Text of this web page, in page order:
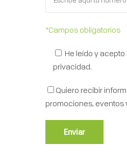
*Campos obligatorios
He leído y acepto
privacidad.
Quiero recibir
promociones, eventos